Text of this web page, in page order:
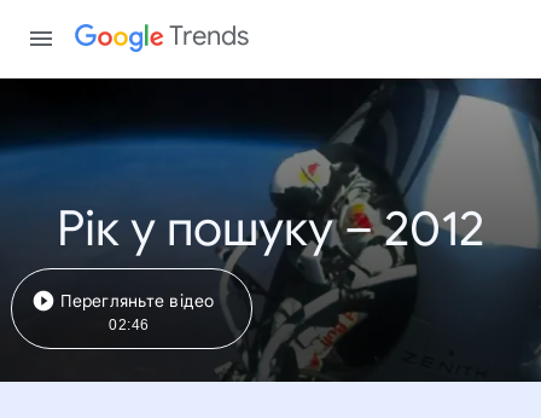
Trends
Рік у пошуку – 2012
Перегляньте відео
02:46